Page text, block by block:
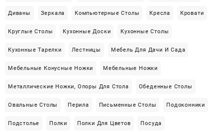
Диваны Зеркала Компьютерные Столы Кресла Кровати
Круглые Столы Кухонные Доски Кухонные Столы
Кухонные Тарелки Лестницы Мебель Для Дачи И Сада
Мебельные Конусные Ножки Мебельные Ножки
Металлические Ножки, Опоры Для Стола Обеденные Столы
Овальные Столы Перила Письменные Столы Подоконники
Подстолье Полки Полки Для Цветов Посуда